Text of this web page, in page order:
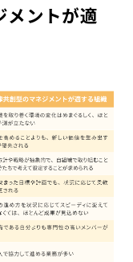
メントが適